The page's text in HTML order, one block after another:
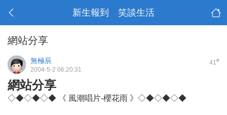
新生報到 笑談生活
網站分享
41#
無極辰
2004-5-2 06:20:31
網站分享
◇◆◇◆◇◆ 《 風潮唱片-櫻花雨 》◇◆◇◆◇◆